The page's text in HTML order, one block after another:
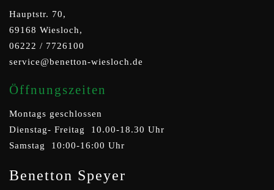
Hauptstr. 70,
69168 Wiesloch,
06222 / 7726100
service@benetton-wiesloch.de
Öffnungszeiten
Montags geschlossen
Dienstag- Freitag 10.00-18.30 Uhr
Samstag 10:00-16:00 Uhr
Benetton Speyer